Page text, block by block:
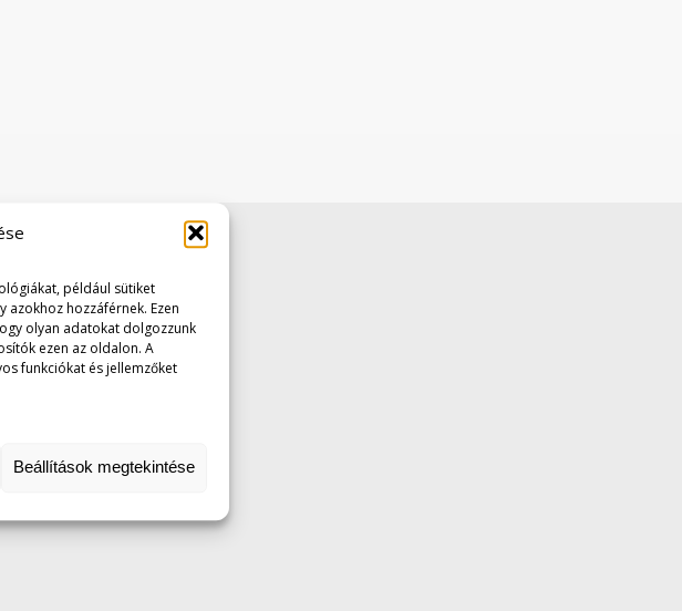
például sütiket
azokhoz hozzáférnek. Ezen
olyan adatokat dolgozzunk
ezen az oldalon. A
funkciókat és jellemzőket
Beállítások megtekintése